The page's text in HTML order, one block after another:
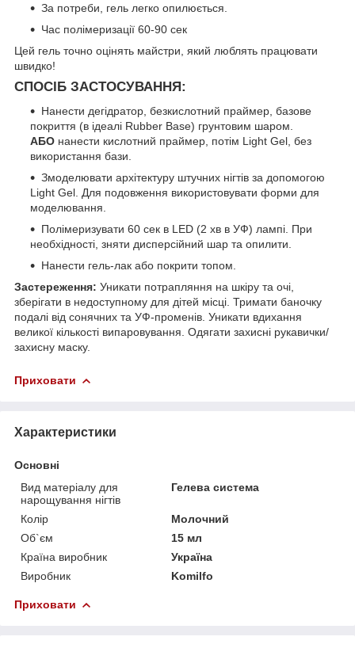
За потреби, гель легко опилюється.
Час полімеризації 60-90 сек
Цей гель точно оцінять майстри, який люблять працювати
швидко!
СПОСІБ ЗАСТОСУВАННЯ:
Нанести дегідратор, безкислотний праймер, базове
покриття (в ідеалі Rubber Base) грунтовим шаром.
АБО нанести кислотний праймер, потім Light Gel, без
використання бази.
Змоделювати архітектуру штучних нігтів за допомогою
Light Gel. Для подовження використовувати форми для
моделювання.
Полімеризувати 60 сек в LED (2 хв в УФ) лампі. При
необхідності, зняти дисперсійний шар та опилити.
Нанести гель-лак або покрити топом.
Застереження: Уникати потрапляння на шкіру та очі,
зберігати в недоступному для дітей місці. Тримати баночку
подалі від сонячних та УФ-променів. Уникати вдихання
великої кількості випаровування. Одягати захисні рукавички/
захисну маску.
Приховати
Характеристики
Основні
Вид матеріалу для
нарощування нігтів
Гелева система
Колір
Молочний
Об`єм
15 мл
Країна виробник
Україна
Виробник
Komilfo
Приховати